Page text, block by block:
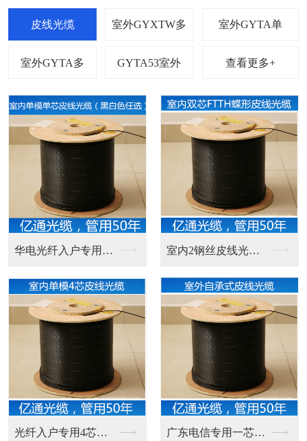
查看更多+
华电光纤入户专用光纤... 室内2钢丝皮线光缆电...
光纤入户专用4芯室内... 广东电信专用一芯室外...